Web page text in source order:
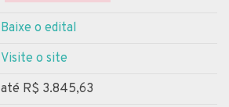
Baixe o edital
Visite o site
até R$ 3.845,63